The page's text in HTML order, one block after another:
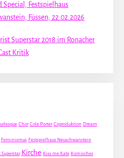
Special, Festspielhaus
Füssen; 22.02.2026
Superstar 2018 im Ronacher
Kritik
Chor Cole Porter Coproduktion Dream
Feminismus Festspielhaus Neuschwanstein
Superstar Kirche Kiss me Kate Komisches